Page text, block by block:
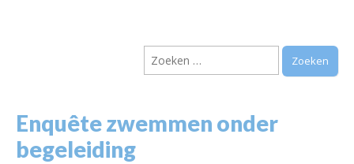
Vereniging
Arnhem e.o.
Zoeken
naar:
Enquête zwemmen onder
begeleiding